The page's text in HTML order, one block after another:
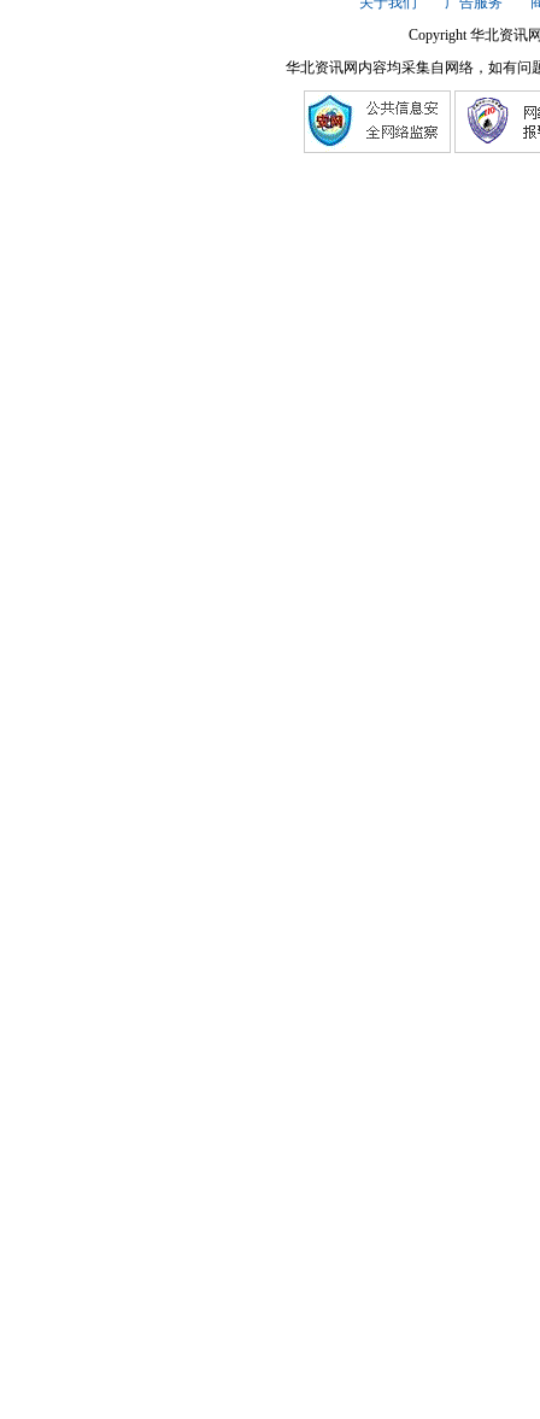
Copyright 华北资讯
华北资讯网内容均采集自网络，如有问